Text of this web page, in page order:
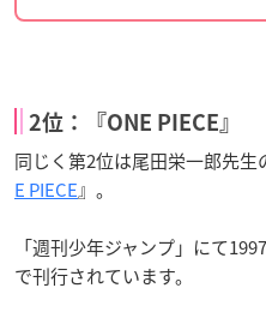
2位：『ONE PIECE』
同じく第2位は尾田栄一郎先
E PIECE』。
「週刊少年ジャンプ」にて
で刊行されています。